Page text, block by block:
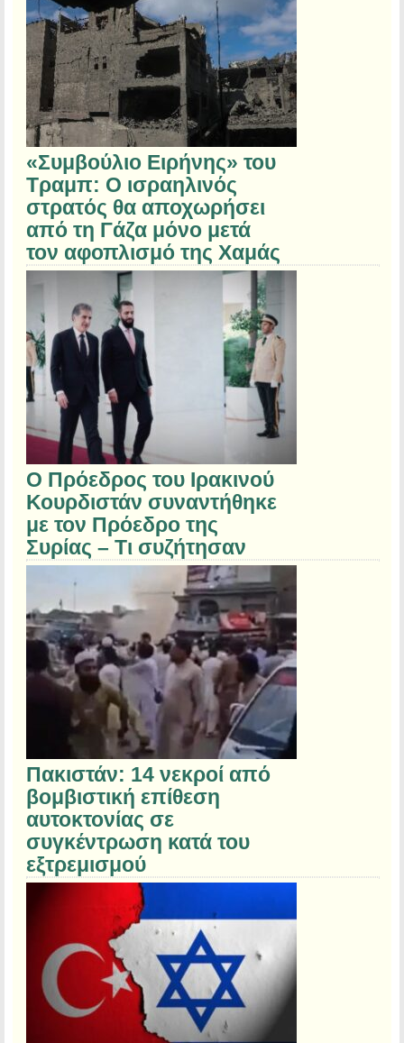
«Συμβούλιο Ειρήνης» του
Τραμπ: Ο ισραηλινός
στρατός θα αποχωρήσει
από τη Γάζα μόνο μετά
τον αφοπλισμό της Χαμάς
Ο Πρόεδρος του Ιρακινού
Κουρδιστάν συναντήθηκε
με τον Πρόεδρο της
Συρίας – Τι συζήτησαν
Πακιστάν: 14 νεκροί από
βομβιστική επίθεση
αυτοκτονίας σε
συγκέντρωση κατά του
εξτρεμισμού